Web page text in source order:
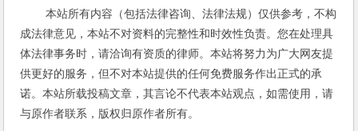
本站所有内容（包括法律咨询、法律法规）仅供参考，不构
成法律意见，本站不对资料的完整性和时效性负责。您在处理具
体法律事务时，请洽询有资质的律师。本站将努力为广大网友提
供更好的服务，但不对本站提供的任何免费服务作出正式的承
诺。本站所载投稿文章，其言论不代表本站观点，如需使用，请
与原作者联系，版权归原作者所有。